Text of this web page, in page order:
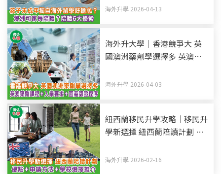
費
海外升學 2026-04-13
海外升大學｜香港競爭大 英
國澳洲藥劑學選擇多 英澳藥
程序
海外升學 2026-04-03
紐西蘭移民升學攻略｜移民升
學新選擇 紐西蘭陪讀計劃 優
海外升學 2026-02-16